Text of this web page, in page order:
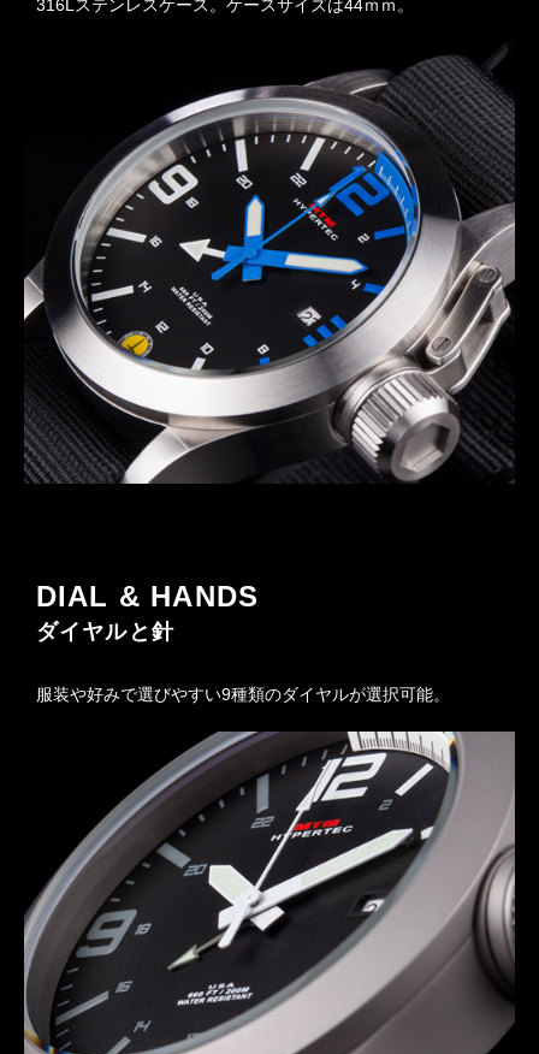
316Lステンレスケース。ケースサイズは44ｍｍ。
DIAL & HANDS
ダイヤルと針
服装や好みで選びやすい9種類のダイヤルが選択可能。